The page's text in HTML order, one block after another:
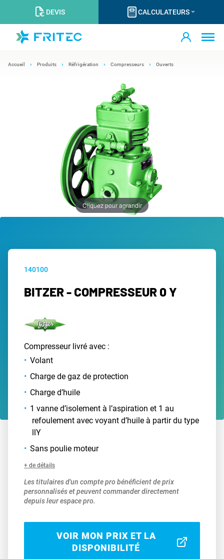
DEVIS CALCULATEURS
Accueil Produits Réfrigération Compresseurs Ouverts
Cliquez pour agrandir
140100
BITZER - COMPRESSEUR 0 Y
Compresseur livré avec :
Volant
Charge de gaz de protection
Charge d’huile
1 vanne d’isolement à l’aspiration et 1 au
refoulement avec voyant d’huile à partir du type
llY
Sans poulie moteur
+ de détails
Les titulaires d'un compte pro bénéficient de prix
personnalisés et peuvent commander directement
depuis leur espace pro.
VOIR MON PRIX ET LA
DISPONIBILITÉ